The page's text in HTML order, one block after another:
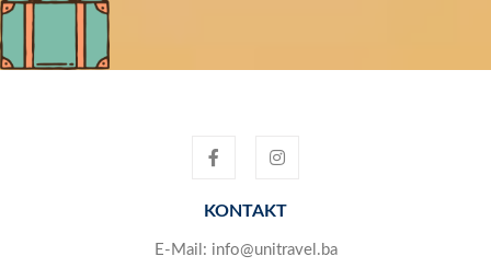
KONTAKT
E-Mail: info@unitravel.ba